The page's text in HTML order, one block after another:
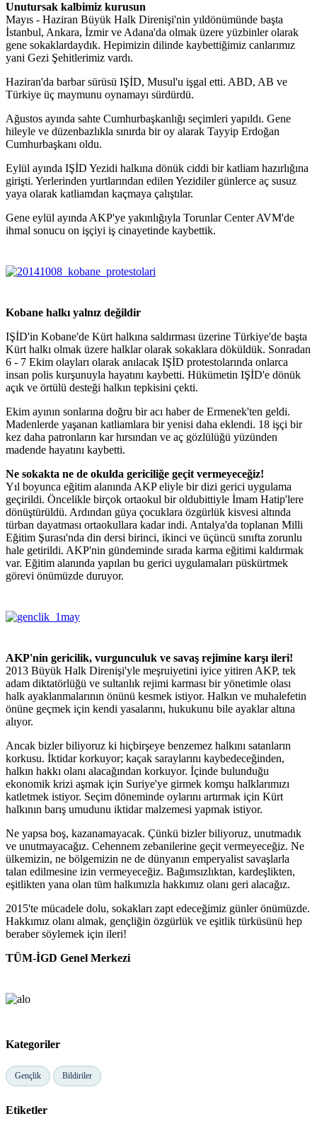
Unutursak kalbimiz kurusun
Mayıs - Haziran Büyük Halk Direnişi'nin yıldönümünde başta
İstanbul, Ankara, İzmir ve Adana'da olmak üzere yüzbinler olarak
gene sokaklardaydık. Hepimizin dilinde kaybettiğimiz canlarımız
yani Gezi Şehitlerimiz vardı.
Haziran'da barbar sürüsü IŞİD, Musul'u işgal etti. ABD, AB ve
Türkiye üç maymunu oynamayı sürdürdü.
Ağustos ayında sahte Cumhurbaşkanlığı seçimleri yapıldı. Gene
hileyle ve düzenbazlıkla sınırda bir oy alarak Tayyip Erdoğan
Cumhurbaşkanı oldu.
Eylül ayında IŞİD Yezidi halkına dönük ciddi bir katliam hazırlığına
girişti. Yerlerinden yurtlarından edilen Yezidiler günlerce aç susuz
yaya olarak katliamdan kaçmaya çalıştılar.
Gene eylül ayında AKP'ye yakınlığıyla Torunlar Center AVM'de
ihmal sonucu on işçiyi iş cinayetinde kaybettik.
Kobane halkı yalnız değildir
IŞİD'in Kobane'de Kürt halkına saldırması üzerine Türkiye'de başta
Kürt halkı olmak üzere halklar olarak sokaklara döküldük. Sonradan
6 - 7 Ekim olayları olarak anılacak IŞİD protestolarında onlarca
insan polis kurşunuyla hayatını kaybetti. Hükümetin IŞİD'e dönük
açık ve örtülü desteği halkın tepkisini çekti.
Ekim ayının sonlarına doğru bir acı haber de Ermenek'ten geldi.
Madenlerde yaşanan katliamlara bir yenisi daha eklendi. 18 işçi bir
kez daha patronların kar hırsından ve aç gözlülüğü yüzünden
madende hayatını kaybetti.
Ne sokakta ne de okulda gericiliğe geçit vermeyeceğiz!
Yıl boyunca eğitim alanında AKP eliyle bir dizi gerici uygulama
geçirildi. Öncelikle birçok ortaokul bir oldubittiyle İmam Hatip'lere
dönüştürüldü. Ardından güya çocuklara özgürlük kisvesi altında
türban dayatması ortaokullara kadar indi. Antalya'da toplanan Milli
Eğitim Şurası'nda din dersi birinci, ikinci ve üçüncü sınıfta zorunlu
hale getirildi. AKP'nin gündeminde sırada karma eğitimi kaldırmak
var. Eğitim alanında yapılan bu gerici uygulamaları püskürtmek
görevi önümüzde duruyor.
AKP'nin gericilik, vurgunculuk ve savaş rejimine karşı ileri!
2013 Büyük Halk Direnişi'yle meşruiyetini iyice yitiren AKP, tek
adam diktatörlüğü ve sultanlık rejimi karması bir yönetimle olası
halk ayaklanmalarının önünü kesmek istiyor. Halkın ve muhalefetin
önüne geçmek için kendi yasalarını, hukukunu bile ayaklar altına
alıyor.
Ancak bizler biliyoruz ki hiçbirşeye benzemez halkını satanların
korkusu. İktidar korkuyor; kaçak saraylarını kaybedeceğinden,
halkın hakkı olanı alacağından korkuyor. İçinde bulunduğu
ekonomik krizi aşmak için Suriye'ye girmek komşu halklarımızı
katletmek istiyor. Seçim döneminde oylarını artırmak için Kürt
halkının barış umudunu iktidar malzemesi yapmak istiyor.
Ne yapsa boş, kazanamayacak. Çünkü bizler biliyoruz, unutmadık
ve unutmayacağız. Cehennem zebanilerine geçit vermeyeceğiz. Ne
ülkemizin, ne bölgemizin ne de dünyanın emperyalist savaşlarla
talan edilmesine izin vermeyeceğiz. Bağımsızlıktan, kardeşlikten,
eşitlikten yana olan tüm halkımızla hakkımız olanı geri alacağız.
2015'te mücadele dolu, sokakları zapt edeceğimiz günler önümüzde.
Hakkımız olanı almak, gençliğin özgürlük ve eşitlik türküsünü hep
beraber söylemek için ileri!
TÜM-İGD Genel Merkezi
Kategoriler
Gençlik Bildiriler
Etiketler